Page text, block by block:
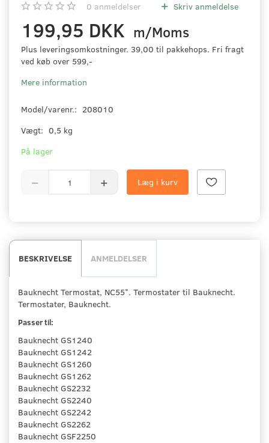
0 anmeldelser Skriv anmeldelse
199,95 DKK m/Moms
Plus leveringsomkostninger. 39,00 til pakkehops. Fri fragt
ved køb over 599,-
Mere information
Model/varenr.: 208010
Vægt: 0,5 kg
På lager
Læg i kurv
BESKRIVELSE ANMELDELSER
Bauknecht Termostat, NC55°. Termostater til Bauknecht.
Termostater, Bauknecht.
Passer til:
Bauknecht GS1240
Bauknecht GS1242
Bauknecht GS1260
Bauknecht GS1262
Bauknecht GS2232
Bauknecht GS2240
Bauknecht GS2242
Bauknecht GS2262
Bauknecht GSF2250